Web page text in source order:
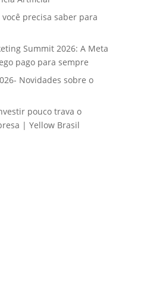
precisa saber para
Summit 2026: A Meta
pago para sempre
Novidades sobre o
pouco trava o
| Yellow Brasil